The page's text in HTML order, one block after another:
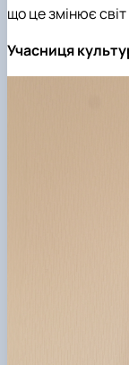
що це змінює
Учасниця